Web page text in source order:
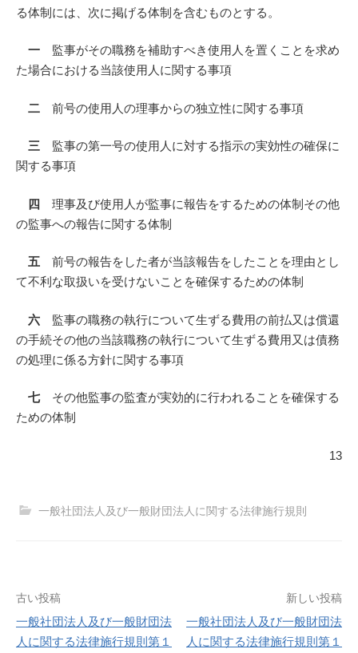
る体制には、次に掲げる体制を含むものとする。
一 監事がその職務を補助すべき使用人を置くことを求め
た場合における当該使用人に関する事項
二 前号の使用人の理事からの独立性に関する事項
三 監事の第一号の使用人に対する指示の実効性の確保に
関する事項
四 理事及び使用人が監事に報告をするための体制その他
の監事への報告に関する体制
五 前号の報告をした者が当該報告をしたことを理由とし
て不利な取扱いを受けないことを確保するための体制
六 監事の職務の執行について生ずる費用の前払又は償還
の手続その他の当該職務の執行について生ずる費用又は債務
の処理に係る方針に関する事項
七その他監事の監査が実効的に行われることを確保する
ための体制
13
一般社団法人及び一般財団法人に関する法律施行規則
投
稿
古い投稿
一般社団法人及び一般財団法
人に関する法律施行規則第１
新しい投稿
一般社団法人及び一般財団法
人に関する法律施行規則第１